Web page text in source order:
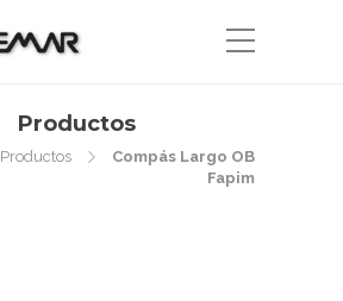
Productos
Productos
Compás Largo OB
Fapim